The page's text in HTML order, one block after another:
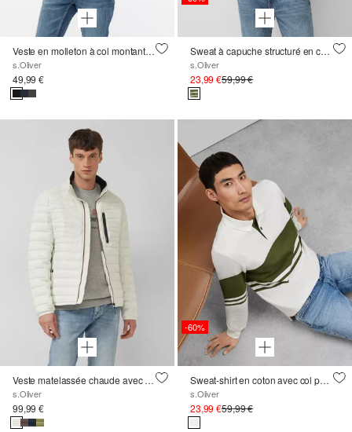
Veste en molleton à col montant et poches latérales
s.Oliver
49,99 €
Sweat à capuche structuré en coupe moderne
s.Oliver
23,99 €59,99 €
Veste matelassée chaude avec col montant et poche intérieure
s.Oliver
99,99 €
-60%
Sweat-shirt en coton avec col polo et patte de boutonnage
s.Oliver
23,99 €59,99 €